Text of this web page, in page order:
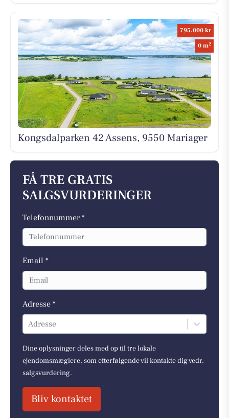
795.000 kr
0 m2
Kongsdalparken 42 Assens, 9550 Mariager
FÅ TRE GRATIS
SALGSVURDERINGER
Telefonnummer *
Email *
Adresse *
Adresse
Dine oplysninger deles med op til tre lokale
ejendomsmæglere, som efterfølgende vil kontakte dig vedr.
salgsvurdering.
Bliv kontaktet